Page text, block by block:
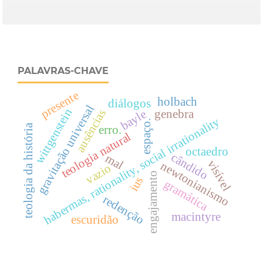
PALAVRAS-CHAVE
habermas, rationality, social irrationality
mal
teologia natural
gravitação universal espaço.
vazio newtonianismo
cândido
engajamento
erro.
redenção
teologia da história
bayle genebra
diálogos
gramática
octaedro
wittgenstein
visível
ausências
escuridão
presente holbach
macintyre
ius